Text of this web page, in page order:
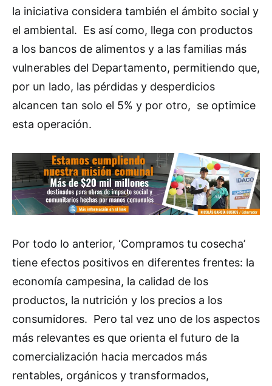
la iniciativa considera también el ámbito social y
el ambiental. Es así como, llega con productos
a los bancos de alimentos y a las familias más
vulnerables del Departamento, permitiendo que,
por un lado, las pérdidas y desperdicios
alcancen tan solo el 5% y por otro, se optimice
esta operación.
Por todo lo anterior, ‘Compramos tu cosecha’
tiene efectos positivos en diferentes frentes: la
economía campesina, la calidad de los
productos, la nutrición y los precios a los
consumidores. Pero tal vez uno de los aspectos
más relevantes es que orienta el futuro de la
comercialización hacia mercados más
rentables, orgánicos y transformados,